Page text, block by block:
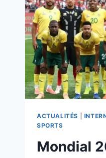
ACTUALITÉS
SPORTS
Mondial